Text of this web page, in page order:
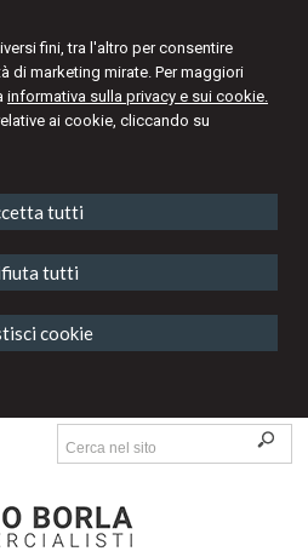
fini, tra l'altro per consentire
di marketing mirate. Per maggiori
informativa sulla privacy e sui cookie.
ai cookie, cliccando su
tutti
tutti
cookie